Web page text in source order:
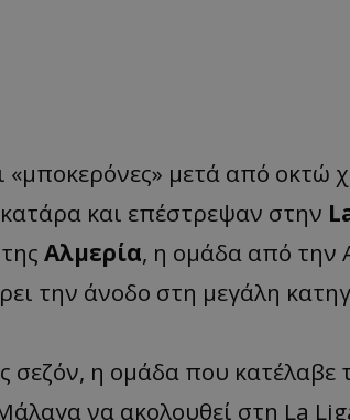
«μποκερόνες» μετά από οκτώ
και επέστρεψαν στην
Αλμερία, η ομάδα από την
την άνοδο στη μεγάλη
σεζόν, η ομάδα που κατέλαβε
να ακολουθεί στη La